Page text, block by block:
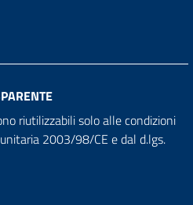
riutilizzabili solo alle condizioni
2003/98/CE e dal d.lgs.